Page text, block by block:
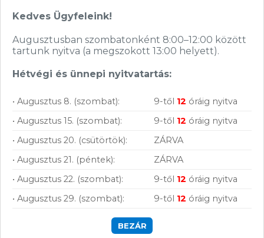
sebesség: 25 lap/perc;
Nyomtatási minőség:
A4; Duplex: automatikus (van);
Csatlakozások: USB, WiFi, LAN
Kategória:Egyfunkciós
ÁFA:27%
Azonosító:
55694
Ft
minőség: 600×600 dpi;
Terhelhetőség: 20000 lap/hó;
Max. papírméret: A4; Duplex:
kézi; Csatlakozások: USB, WiFi,
Cikkszám:
Gyártó: Hewlett Packard
ÁFA:27%
Feliratkozás hírlevélre
Segítünk megtalálni a számodra legjobb
megoldásokat, legyen szó munkáról,
tanulásról vagy szórakozásról!Csatlakozz
hírleveles közösségünkhöz, és hozd ki a
Kedves Ügyfeleink!
Augusztusban szombatonként 8:00–12:00 között
tartunk nyitva (a megszokott 13:00 helyett).
Hétvégi és ünnepi nyitvatartás:
• Augusztus 8. (szombat): 9-től 12 óráig nyitva
• Augusztus 15. (szombat):
9-től 12 óráig nyitva
• Augusztus 20. (csütörtök):
ZÁRVA
• Augusztus 21. (péntek):
ZÁRVA
• Augusztus 22. (szombat):
9-től 12 óráig nyitva
• Augusztus 29. (szombat):
9-től 12 óráig nyitva
BEZÁR